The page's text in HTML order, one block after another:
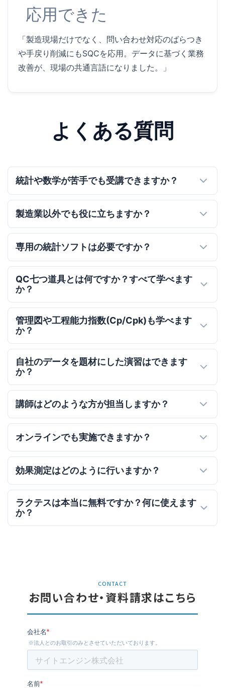
応用できた
「製造現場だけでなく、問い合わせ対応のばらつき
や手戻り削減にもSQCを応用。データに基づく業務
改善が、現場の共通言語になりました。」
よくある質問
統計や数学が苦手でも受講できますか？
製造業以外でも役に立ちますか？
専用の統計ソフトは必要ですか？
QC七つ道具とは何ですか？すべて学べます
か？
管理図や工程能力指数(Cp/Cpk)も学べます
か？
自社のデータを題材にした演習はできます
か？
講師はどのような方が担当しますか？
オンラインでも実施できますか？
効果測定はどのように行いますか？
ラクテスは本当に無料ですか？何に使えます
か？
CONTACT
お問い合わせ・資料請求はこちら